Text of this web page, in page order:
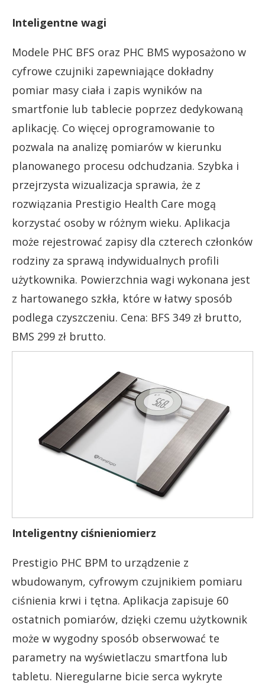
Inteligentne wagi
Modele PHC BFS oraz PHC BMS wyposażono w
cyfrowe czujniki zapewniające dokładny
pomiar masy ciała i zapis wyników na
smartfonie lub tablecie poprzez dedykowaną
aplikację. Co więcej oprogramowanie to
pozwala na analizę pomiarów w kierunku
planowanego procesu odchudzania. Szybka i
przejrzysta wizualizacja sprawia, że z
rozwiązania Prestigio Health Care mogą
korzystać osoby w różnym wieku. Aplikacja
może rejestrować zapisy dla czterech członków
rodziny za sprawą indywidualnych profili
użytkownika. Powierzchnia wagi wykonana jest
z hartowanego szkła, które w łatwy sposób
podlega czyszczeniu. Cena: BFS 349 zł brutto,
BMS 299 zł brutto.
Inteligentny ciśnieniomierz
Prestigio PHC BPM to urządzenie z
wbudowanym, cyfrowym czujnikiem pomiaru
ciśnienia krwi i tętna. Aplikacja zapisuje 60
ostatnich pomiarów, dzięki czemu użytkownik
może w wygodny sposób obserwować te
parametry na wyświetlaczu smartfona lub
tabletu. Nieregularne bicie serca wykryte